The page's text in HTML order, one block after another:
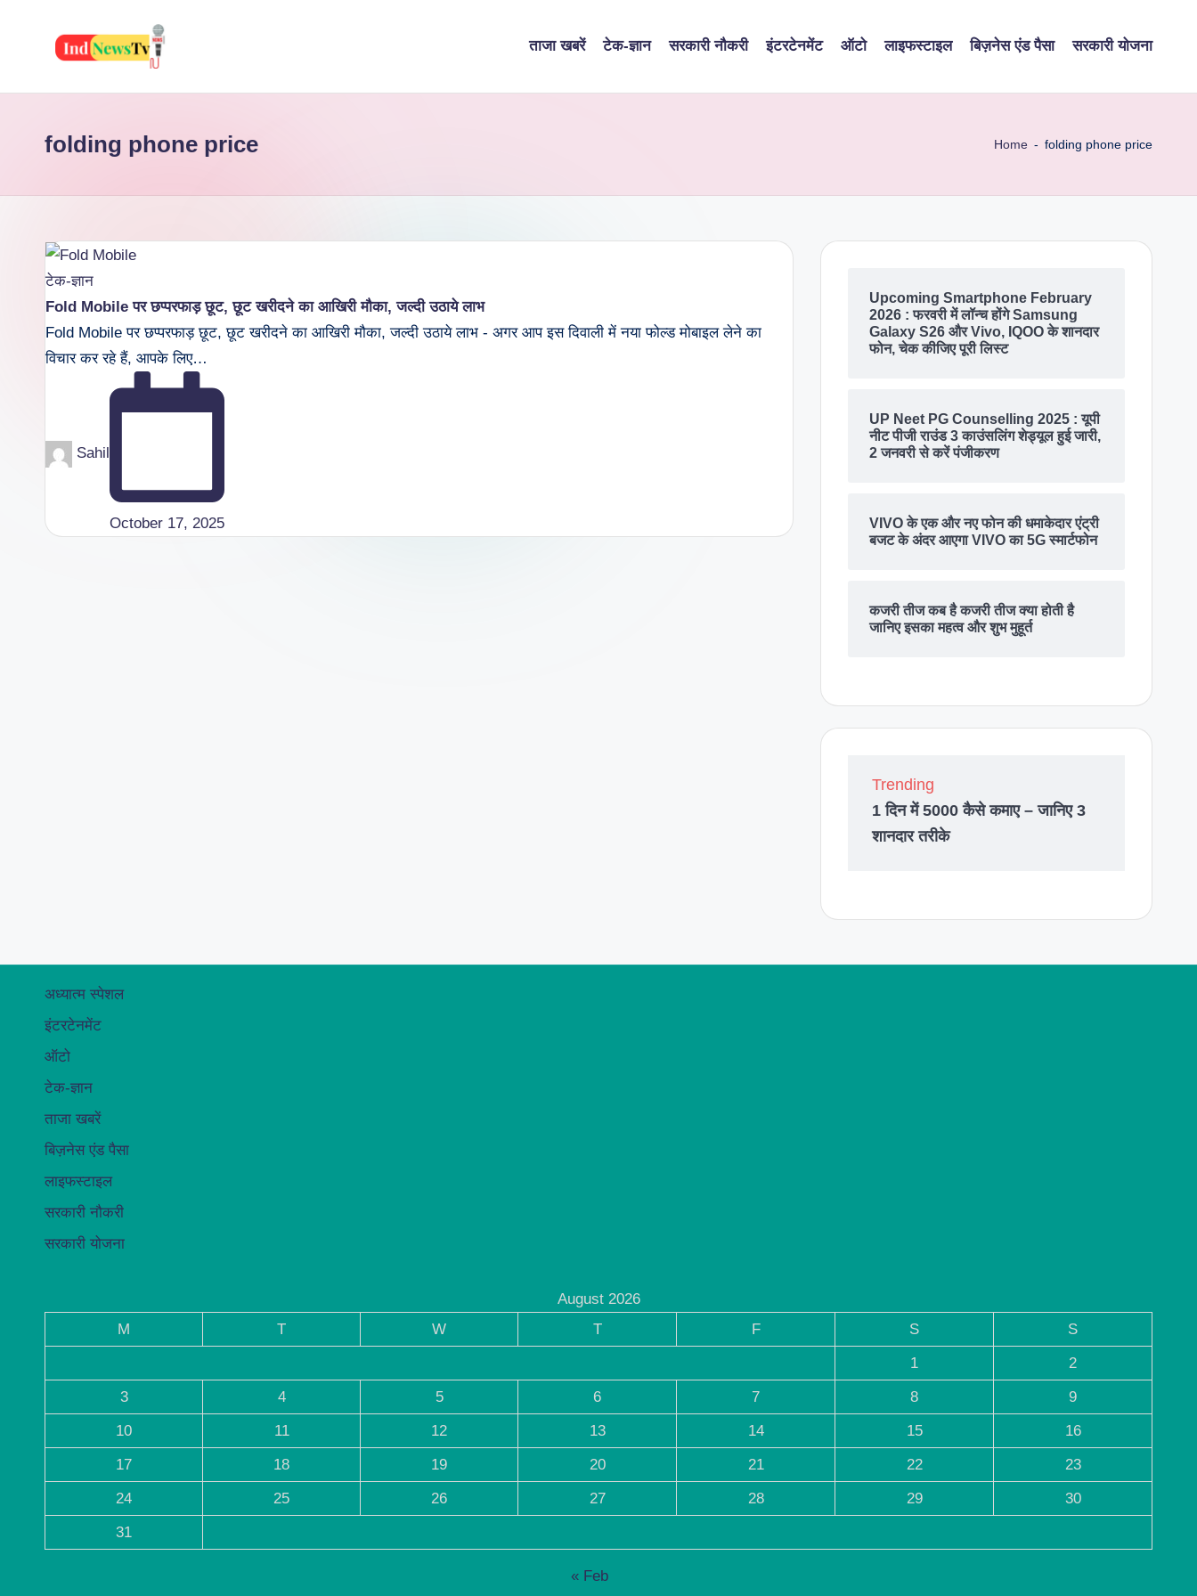
I
d
N
e
w
s
T
Jobs,
And
Many
More
ताजा खबरें टेक-ज्ञान सरकारी नौकरी इंटरटेनमेंट ऑटो लाइफस्टाइल बिज़नेस एंड पैसा सरकारी योजना
folding phone price Home - folding phone price
Posted
in
टेक-ज्ञान
Fold Mobile पर छप्परफाड़ छूट, छूट खरीदने का आखिरी मौका, जल्दी उठाये लाभ
Fold Mobile पर छप्परफाड़ छूट, छूट खरीदने का आखिरी मौका, जल्दी उठाये लाभ - अगर आप इस दिवाली में नया फोल्ड मोबाइल लेने का
विचार कर रहे हैं, आपके लिए…
PostedSahil
October 17, 2025
Upcoming Smartphone February
2026 : फरवरी में लॉन्च होंगे Samsung
Galaxy S26 और Vivo, IQOO के शानदार
फोन, चेक कीजिए पूरी लिस्ट
UP Neet PG Counselling 2025 : यूपी
नीट पीजी राउंड 3 काउंसलिंग शेड्यूल हुई जारी,
2 जनवरी से करें पंजीकरण
VIVO के एक और नए फोन की धमाकेदार एंट्री
बजट के अंदर आएगा VIVO का 5G स्मार्टफोन
कजरी तीज कब है कजरी तीज क्या होती है
जानिए इसका महत्व और शुभ मुहूर्त
Trending
1 दिन में 5000 कैसे कमाए – जानिए 3
शानदार तरीके
अध्यात्म स्पेशल
इंटरटेनमेंट
ऑटो
टेक-ज्ञान
ताजा खबरें
बिज़नेस एंड पैसा
लाइफस्टाइल
सरकारी नौकरी
सरकारी योजना
August 2026
M
T W T F S
S
1
2
3
4 5 6 7 8
9
10
11 12 13 14 15
16
17
18 19 20 21 22
23
24
25 26 27 28 29
30
31
« Feb